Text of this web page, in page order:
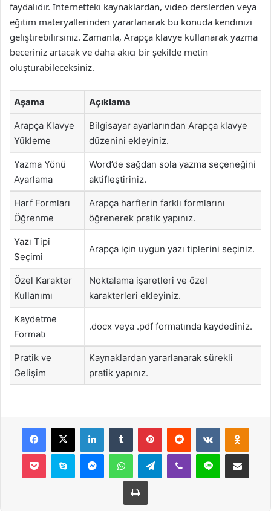
faydalıdır. İnternetteki kaynaklardan, video derslerden veya
eğitim materyallerinden yararlanarak bu konuda kendinizi
geliştirebilirsiniz. Zamanla, Arapça klavye kullanarak yazma
beceriniz artacak ve daha akıcı bir şekilde metin
oluşturabileceksiniz.
Aşama Açıklama
Arapça Klavye
Yükleme
Bilgisayar ayarlarından Arapça klavye
düzenini ekleyiniz.
Yazma Yönü
Ayarlama
Word’de sağdan sola yazma seçeneğini
aktifleştiriniz.
Harf Formları
Öğrenme
Arapça harflerin farklı formlarını
öğrenerek pratik yapınız.
Yazı Tipi
Seçimi
Arapça için uygun yazı tiplerini seçiniz.
Özel Karakter
Kullanımı
Noktalama işaretleri ve özel
karakterleri ekleyiniz.
Kaydetme
Formatı
.docx veya .pdf formatında kaydediniz.
Pratik ve
Gelişim
Kaynaklardan yararlanarak sürekli
pratik yapınız.
Facebook
X LinkedInTumblr PinterestReddit VKontakte
Pocket Skype MessengerWhatsAppTelegramViber Line E-Posta ile
Yazdır